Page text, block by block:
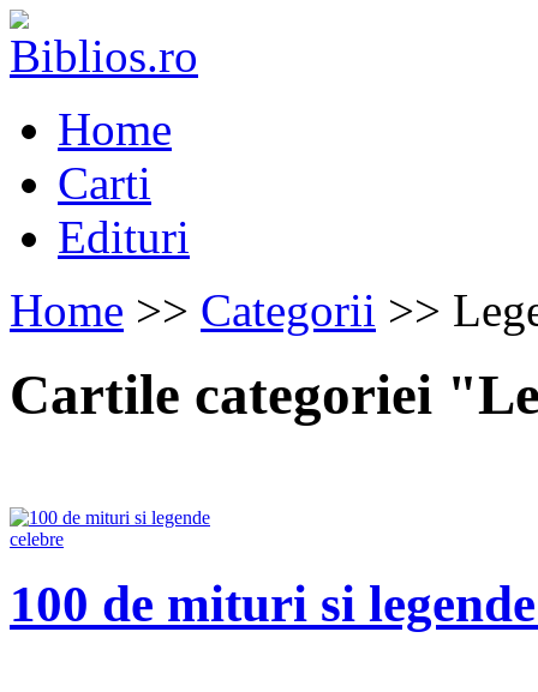
Home
Carti
Edituri
Home >> Categorii >>
Cartile categoriei
100 de mituri si